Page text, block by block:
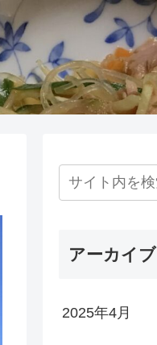
アーカイブ
2025年4月